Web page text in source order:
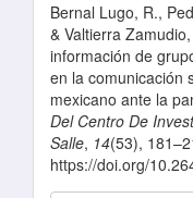
Bernal Lugo, R.,
& Valtierra
información de
en la comunicación
mexicano ante la
Del Centro De
Salle, 14(53),
https://doi.org/